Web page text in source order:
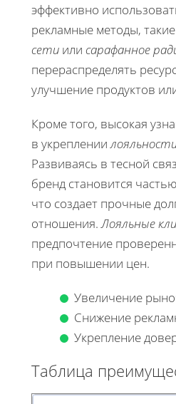
эффективно
рекламные методы,
сети или сарафанное
перераспределять
улучшение продуктов
Кроме того, высокая
в укреплении
Развиваясь в тесной
бренд становится
что создает прочные
отношения.Лояльные
предпочтение
при повышении цен.
Увеличение
Снижение
Укрепление
Таблица